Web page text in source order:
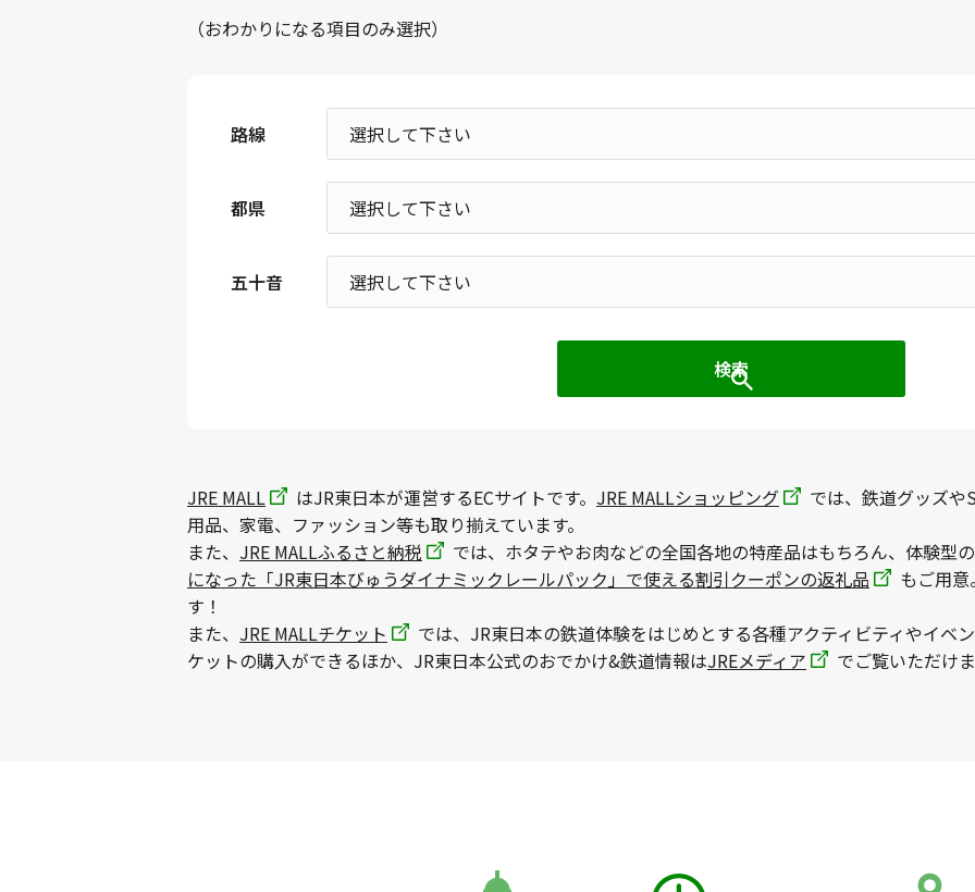
（おわかりになる項目のみ選択）
路線
都県
五十音
JRE MALL はJR東日本が運営するECサイトです。 JRE MALLショッピング
では、鉄道グッズ
用品、家電、ファッション等も取り揃えています。
また、 JRE MALLふるさと納税
では、ホタテやお肉などの全国各地の特産品はもちろん、体験型
になった「JR東日本びゅうダイナミックレールパック」で使える割引クーポンの返礼品
もご用
す！
また、 JRE MALLチケット
では、JR東日本の鉄道体験をはじめとする各種アクティビティやイベ
ケットの購入ができるほか、JR東日本公式のおでかけ&鉄道情報はJREメディア でご覧いただけ